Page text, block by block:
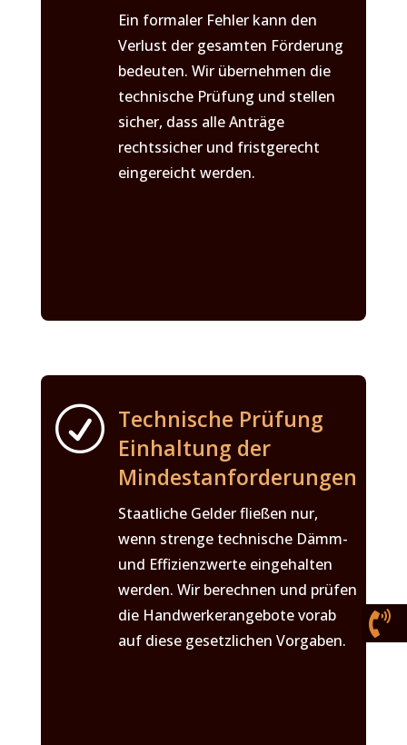
Ein formaler Fehler kann den
Verlust der gesamten Förderung
bedeuten. Wir übernehmen die
technische Prüfung und stellen
sicher, dass alle Anträge
rechtssicher und fristgerecht
eingereicht werden.
R Technische Prüfung
Einhaltung der
Mindestanforderungen
Staatliche Gelder fließen nur,
wenn strenge technische Dämm-
und Effizienzwerte eingehalten
werden. Wir berechnen und prüfen
die Handwerkerangebote vorab
auf diese gesetzlichen Vorgaben.
